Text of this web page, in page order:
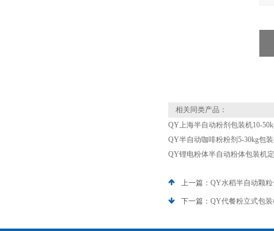
相关同类产品：
QY上海半自动粉剂包装机10-
QY半自动咖啡粉粉剂5-30kg包
QY锂电粉体半自动粉体包装机
上一篇： QY水稻半自动颗
下一篇： QY代餐粉立式包